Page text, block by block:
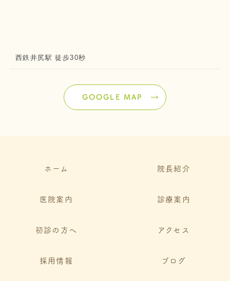
西鉄井尻駅 徒歩30秒
GOOGLE MAP
ホーム 院長紹介
医院案内 診療案内
初診の方へ アクセス
採用情報 ブログ